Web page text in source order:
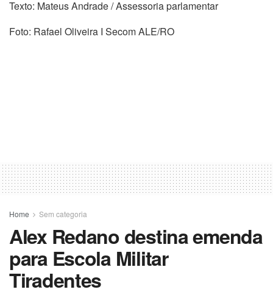
Texto: Mateus Andrade / Assessoria parlamentar
Foto: Rafael Oliveira I Secom ALE/RO
Home Sem categoria
Alex Redano destina emenda
para Escola Militar
Tiradentes